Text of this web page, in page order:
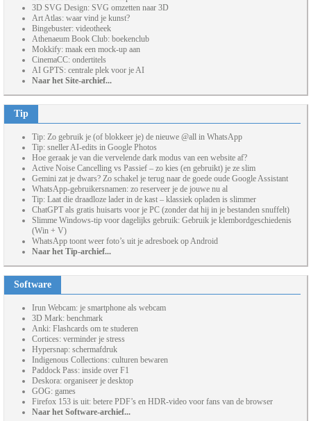
3D SVG Design: SVG omzetten naar 3D
Art Atlas: waar vind je kunst?
Bingebuster: videotheek
Athenaeum Book Club: boekenclub
Mokkify: maak een mock-up aan
CinemaCC: ondertitels
AI GPTS: centrale plek voor je AI
Naar het Site-archief...
Tip
Tip: Zo gebruik je (of blokkeer je) de nieuwe @all in WhatsApp
Tip: sneller AI-edits in Google Photos
Hoe geraak je van die vervelende dark modus van een website af?
Active Noise Cancelling vs Passief – zo kies (en gebruikt) je ze slim
Gemini zat je dwars? Zo schakel je terug naar de goede oude Google Assistant
WhatsApp-gebruikersnamen: zo reserveer je de jouwe nu al
Tip: Laat die draadloze lader in de kast – klassiek opladen is slimmer
ChatGPT als gratis huisarts voor je PC (zonder dat hij in je bestanden snuffelt)
Slimme Windows-tip voor dagelijks gebruik: Gebruik je klembordgeschiedenis
(Win + V)
WhatsApp toont weer foto’s uit je adresboek op Android
Naar het Tip-archief...
Software
Irun Webcam: je smartphone als webcam
3D Mark: benchmark
Anki: Flashcards om te studeren
Cortices: verminder je stress
Hypersnap: schermafdruk
Indigenous Collections: culturen bewaren
Paddock Pass: inside over F1
Deskora: organiseer je desktop
GOG: games
Firefox 153 is uit: betere PDF’s en HDR-video voor fans van de browser
Naar het Software-archief...